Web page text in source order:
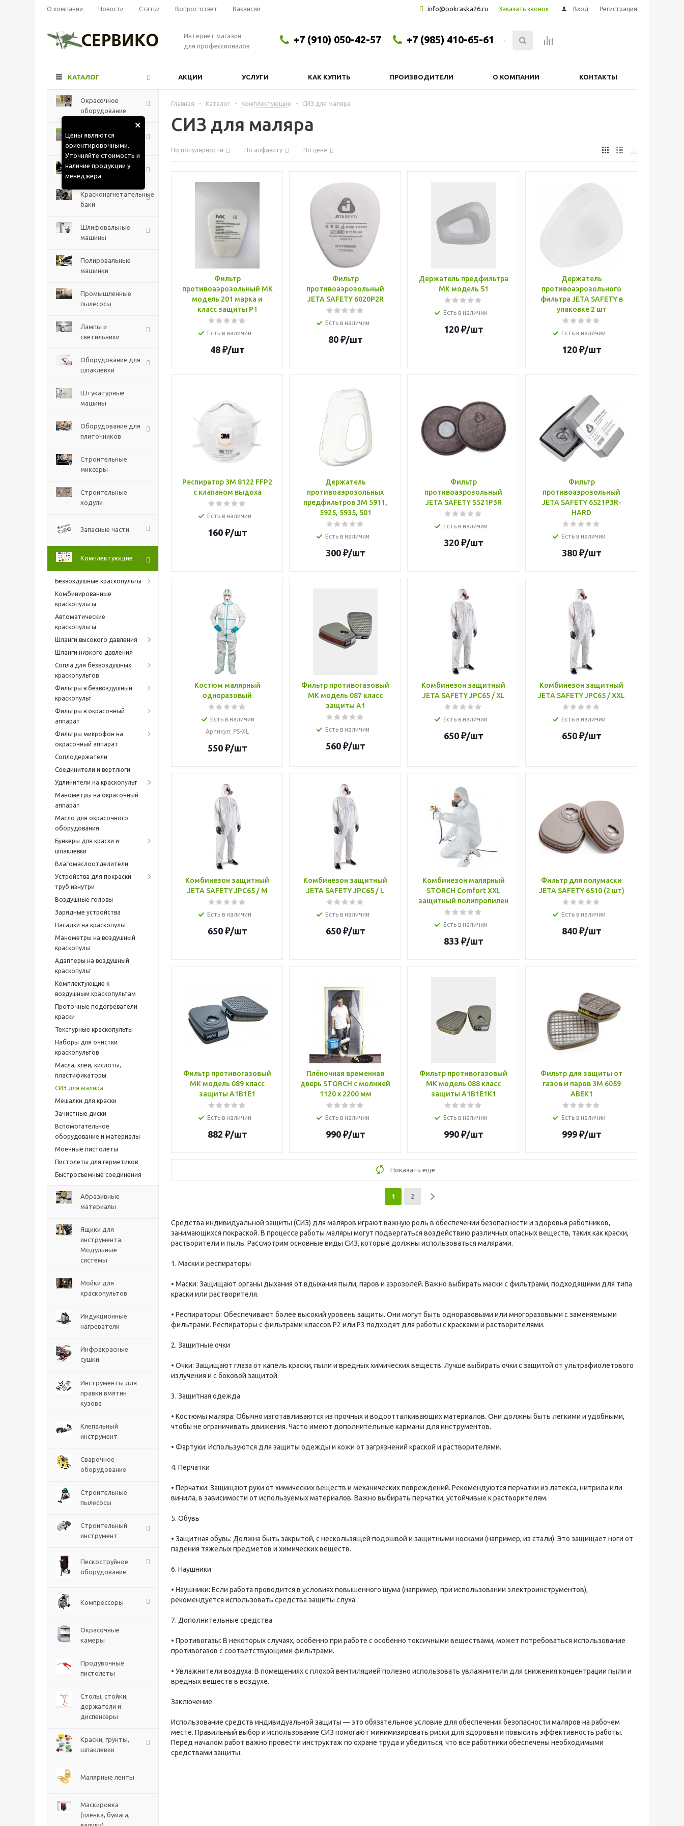
О компании Новости Статьи Вопрос-ответ Вакансии Вход Регистрация
info@pokraska26.ru Заказать звонок
Интернет магазин
для профессионалов
+7 (910) 050-42-57 ,
+7 (985) 410-65-61
КАТАЛОГ АКЦИИ УСЛУГИ КАК КУПИТЬ ПРОИЗВОДИТЕЛИ О КОМПАНИИ КОНТАКТЫ
Окрасочное
оборудование
Разметочные
машины
Краскораспылители
Красконагнетательные
баки
Шлифовальные
машины
Полировальные
машинки
Промышленные
пылесосы
Лампы и
светильники
Оборудование для
шпаклевки
Штукатурные
машины
Оборудование для
плиточников
Строительные
миксеры
Строительные
ходули
Запасные части
Комплектующие
Безвоздушные краскопульты
Комбинированные
краскопульты
Автоматические
краскопульты
Шланги высокого давления
Шланги низкого давления
Сопла для безвоздушных
краскопультов
Фильтры в безвоздушный
краскопульт
Фильтры в окрасочный
аппарат
Фильтры микрофон на
окрасочный аппарат
Соплодержатели
Соединители и вертлюги
Удлинители на краскопульт
Манометры на окрасочный
аппарат
Масло для окрасочного
оборудования
Бункеры для краски и
шпаклевки
Влагомаслоотделители
Устройства для покраски
труб изнутри
Воздушные головы
Зарядные устройства
Насадки на краскопульт
Манометры на воздушный
краскопульт
Адаптеры на воздушный
краскопульт
Комплектующие к
воздушным краскопультам
Проточные подогреватели
краски
Текстурные краскопульты
Наборы для очистки
краскопультов
Масла, клеи, кислоты,
пластификаторы
СИЗ для маляра
Мешалки для краски
Зачистные диски
Вспомогательное
оборудование и материалы
Моечные пистолеты
Пистолеты для герметиков
Быстросъемные соединения
Абразивные
материалы
Ящики для
инструмента.
Модульные
системы
Мойки для
краскопультов
Индукционные
нагреватели
Инфракрасные
сушки
Инструменты для
правки вмятин
кузова
Клепальный
инструмент
Сварочное
оборудование
Строительные
пылесосы
Строительный
инструмент
Пескоструйное
оборудование
Компрессоры
Окрасочные
камеры
Продувочные
пистолеты
Столы, стойки,
держатели и
диспенсеры
Краски, грунты,
шпаклевки
Малярные ленты
Маскировка
(пленка, бумага,
Главная - Каталог - Комплектующие - СИЗ для маляра
СИЗ для маляра
По популярности По алфавиту По цене
Фильтр
противоаэрозольный МК
модель 201 марка и
класс защиты Р1
Есть в наличии
48₽/шт
Фильтр
противоаэрозольный
JETA SAFETY 6020P2R
Есть в наличии
80₽/шт
Держатель предфильтра
МК модель 51
Есть в наличии
120₽/шт
Держатель
противоаэрозольного
фильтра JETA SAFETY в
упаковке 2 шт
Есть в наличии
120₽/шт
Респиратор 3М 8122 FFP2
с клапаном выдоха
Есть в наличии
160₽/шт
Держатель
противоаэрозольных
предфильтров 3M 5911,
5925, 5935, 501
Есть в наличии
300₽/шт
Фильтр
противоаэрозольный
JETA SAFETY 5521P3R
Есть в наличии
320₽/шт
Фильтр
противоаэрозольный
JETA SAFETY 6521P3R-
HARD
Есть в наличии
380₽/шт
Костюм малярный
одноразовый
Есть в наличии
Артикул: PS-XL
550₽/шт
Фильтр противогазовый
МК модель 087 класс
защиты А1
Есть в наличии
560₽/шт
Комбинезон защитный
JETA SAFETY JPC65 / XL
Есть в наличии
650₽/шт
Комбинезон защитный
JETA SAFETY JPC65 / XXL
Есть в наличии
650₽/шт
Комбинезон защитный
JETA SAFETY JPC65 / М
Есть в наличии
650₽/шт
Комбинезон защитный
JETA SAFETY JPC65 / L
Есть в наличии
650₽/шт
Комбинезон малярный
STORCH Comfort XXL
защитный полипропилен
Есть в наличии
833 ₽/шт
Фильтр для полумаски
JETA SAFETY 6510 (2 шт)
Есть в наличии
840₽/шт
Фильтр противогазовый
МК модель 089 класс
защиты А1B1E1
Есть в наличии
882 ₽/шт
Плёночная временная
дверь STORCH с молнией
1120 x 2200 мм
Есть в наличии
990₽/шт
Фильтр противогазовый
МК модель 088 класс
защиты А1В1Е1К1
Есть в наличии
990₽/шт
Фильтр для защиты от
газов и паров 3M 6059
ABEK1
Есть в наличии
999₽/шт
Показать еще
1 2
Средства индивидуальной защиты (СИЗ) для маляров играют важную роль в обеспечении безопасности и здоровья работников,
занимающихся покраской. В процессе работы маляры могут подвергаться воздействию различных опасных веществ, таких как краски,
растворители и пыль. Рассмотрим основные виды СИЗ, которые должны использоваться малярами.
1. Маски и респираторы
• Маски: Защищают органы дыхания от вдыхания пыли, паров и аэрозолей. Важно выбирать маски с фильтрами, подходящими для типа
краски или растворителя.
• Респираторы: Обеспечивают более высокий уровень защиты. Они могут быть одноразовыми или многоразовыми с заменяемыми
фильтрами. Респираторы с фильтрами классов P2 или P3 подходят для работы с красками и растворителями.
2. Защитные очки
• Очки: Защищают глаза от капель краски, пыли и вредных химических веществ. Лучше выбирать очки с защитой от ультрафиолетового
излучения и с боковой защитой.
3. Защитная одежда
• Костюмы маляра: Обычно изготавливаются из прочных и водоотталкивающих материалов. Они должны быть легкими и удобными,
чтобы не ограничивать движения. Часто имеют дополнительные карманы для инструментов.
• Фартуки: Используются для защиты одежды и кожи от загрязнений краской и растворителями.
4. Перчатки
• Перчатки: Защищают руки от химических веществ и механических повреждений. Рекомендуются перчатки из латекса, нитрила или
винила, в зависимости от используемых материалов. Важно выбирать перчатки, устойчивые к растворителям.
5. Обувь
• Защитная обувь: Должна быть закрытой, с нескользящей подошвой и защитными носками (например, из стали). Это защищает ноги от
падения тяжелых предметов и химических веществ.
6. Наушники
• Наушники: Если работа проводится в условиях повышенного шума (например, при использовании электроинструментов),
рекомендуется использовать средства защиты слуха.
7. Дополнительные средства
• Противогазы: В некоторых случаях, особенно при работе с особенно токсичными веществами, может потребоваться использование
противогазов с соответствующими фильтрами.
• Увлажнители воздуха: В помещениях с плохой вентиляцией полезно использовать увлажнители для снижения концентрации пыли и
вредных веществ в воздухе.
Заключение
Использование средств индивидуальной защиты — это обязательное условие для обеспечения безопасности маляров на рабочем
месте. Правильный выбор и использование СИЗ помогают минимизировать риски для здоровья и повысить эффективность работы.
Перед началом работ важно провести инструктаж по охране труда и убедиться, что все работники обеспечены необходимыми
средствами защиты.
×
Цены являются
ориентировочными.
Уточняйте стоимость и
наличие продукции у
менеджера.